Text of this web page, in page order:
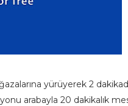
yürüyerek 2
arabayla 20 dakikalık